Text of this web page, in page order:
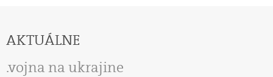
AKTUÁLNE
vojna na ukrajine